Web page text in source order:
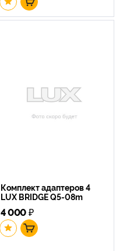
Комплект адаптеров 4
LUX BRIDGE Q5-08m
4 000₽